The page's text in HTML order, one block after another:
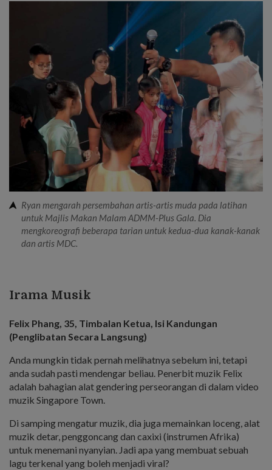
Ryan mengarah persembahan artis-artis muda pada latihan
untuk Majlis Makan Malam ADMM-Plus Gala. Dia
mengkoreografi beberapa tarian untuk kedua-dua kanak-kanak
dan artis MDC.
Irama Musik
Felix Phang, 35, Timbalan Ketua, Isi Kandungan
(Penglibatan Secara Langsung)
Anda mungkin tidak pernah melihatnya sebelum ini, tetapi
anda sudah pasti mendengar beliau. Penerbit muzik Felix
adalah bahagian alat gendering perseorangan di dalam video
muzik Singapore Town.
Di samping mengatur muzik, dia juga memainkan loceng, alat
muzik detar, penggoncang dan caxixi (instrumen Afrika)
untuk menemani nyanyian. Jadi apa yang membuat sebuah
lagu terkenal yang boleh menjadi viral?